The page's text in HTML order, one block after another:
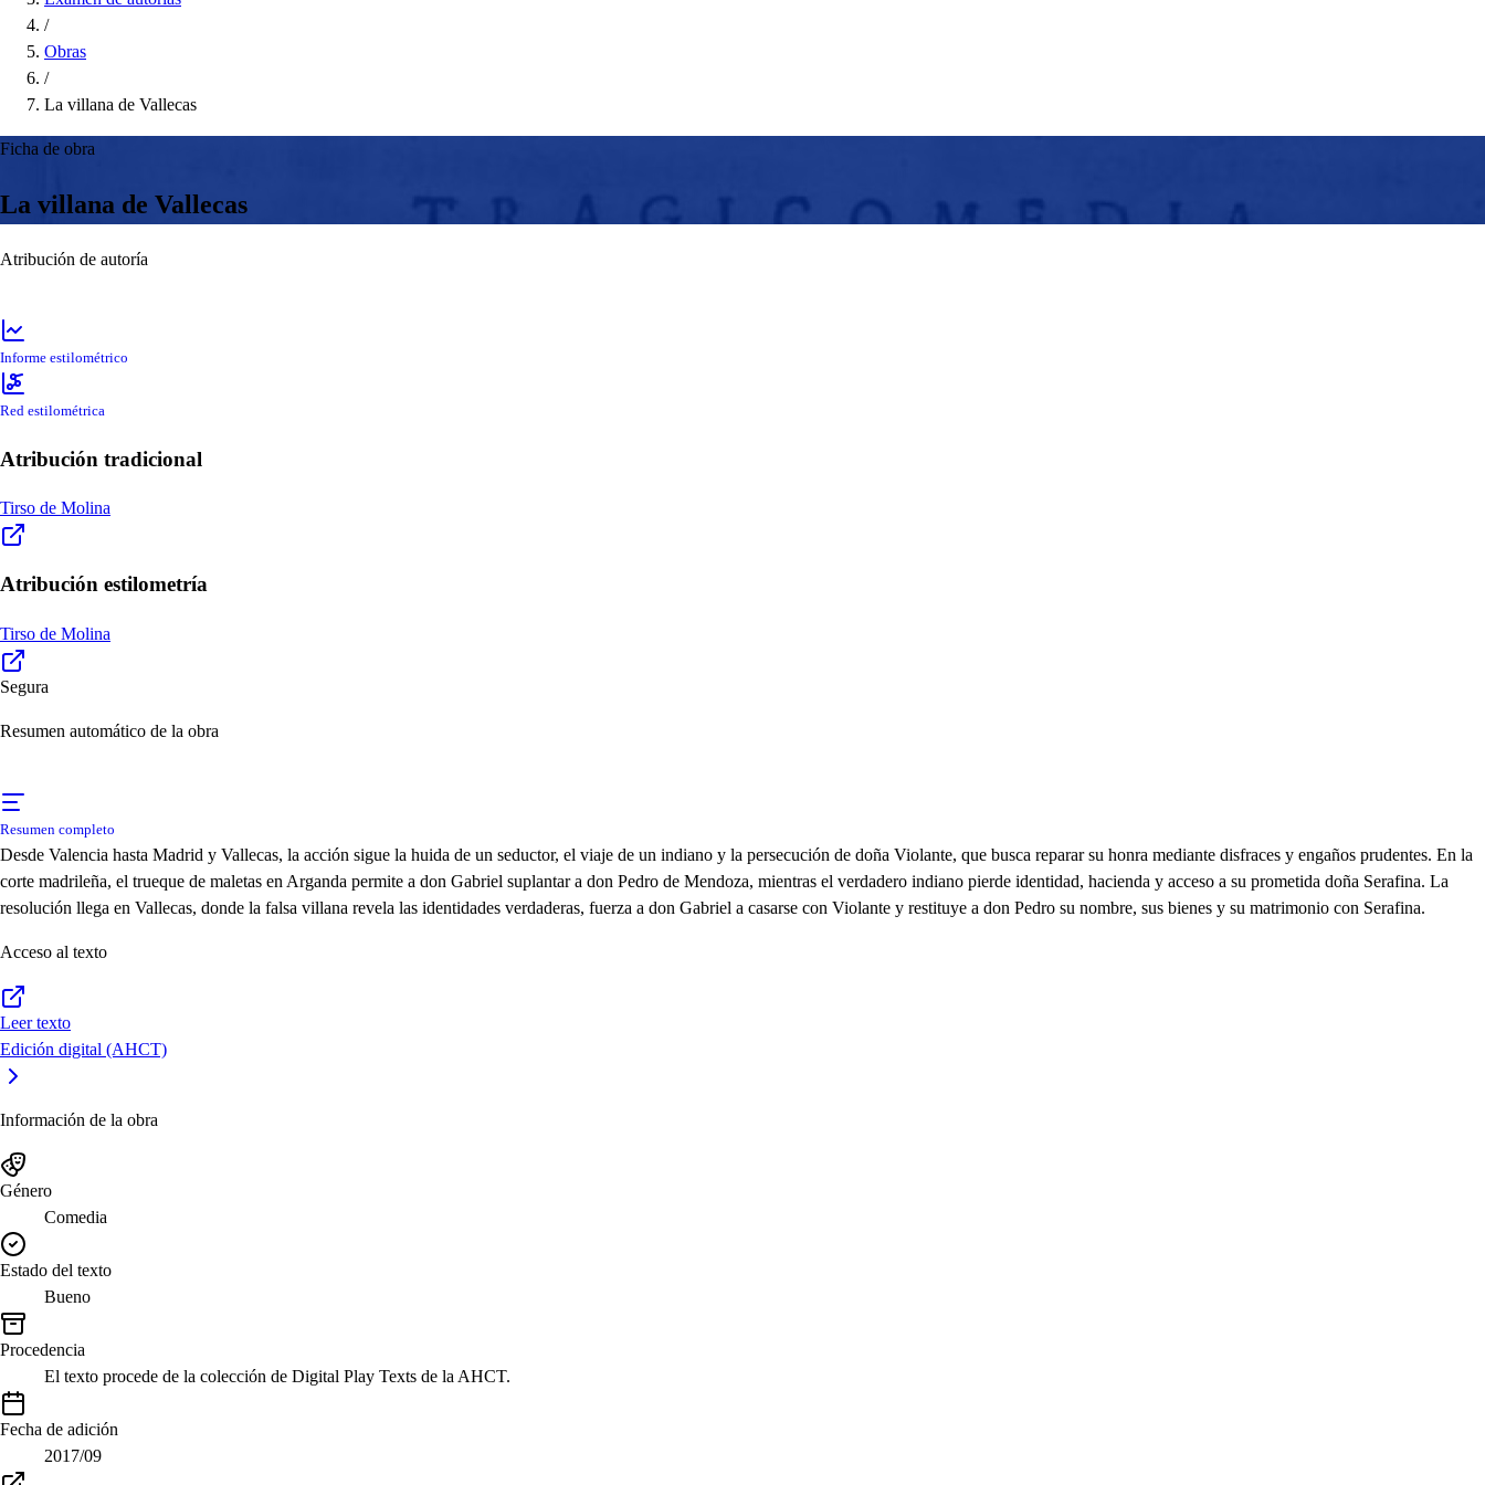
/
Obras
/
La villana de Vallecas
Ficha de obra
La villana de Vallecas
Atribución de autoría
Informe estilométrico
Red estilométrica
Atribución tradicional
Tirso de Molina
Atribución estilometría
Tirso de Molina
Segura
Resumen automático de la obra
Resumen completo
Desde Valencia hasta Madrid y Vallecas, la acción sigue la huida de un seductor, el viaje de un indiano y la persecución de doña Violante, que busca reparar su honra mediante disfraces y engaños prudentes. En la
corte madrileña, el trueque de maletas en Arganda permite a don Gabriel suplantar a don Pedro de Mendoza, mientras el verdadero indiano pierde identidad, hacienda y acceso a su prometida doña Serafina. La
resolución llega en Vallecas, donde la falsa villana revela las identidades verdaderas, fuerza a don Gabriel a casarse con Violante y restituye a don Pedro su nombre, sus bienes y su matrimonio con Serafina.
Acceso al texto
Leer texto
Edición digital (AHCT)
Información de la obra
Género
Comedia
Estado del texto
Bueno
Procedencia
El texto procede de la colección de Digital Play Texts de la AHCT.
Fecha de adición
2017/09